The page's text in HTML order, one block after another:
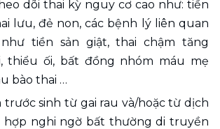
dõi thai kỳ nguy cơ cao như: tiền
lưu, đẻ non, các bệnh lý liên quan
tiền sản giật, thai chậm tăng
thiểu ối, bất đồng nhóm máu mẹ
bào thai …
trước sinh từ gai rau và/hoặc từ dịch
hợp nghi ngờ bất thường di truyền